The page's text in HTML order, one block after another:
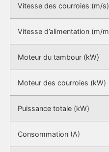
Vitesse des courroies (m/s)
Vitesse d’alimentation (m/
Moteur du tambour (kW)
Moteur des courroies (kW)
Puissance totale (kW)
Consommation (A)